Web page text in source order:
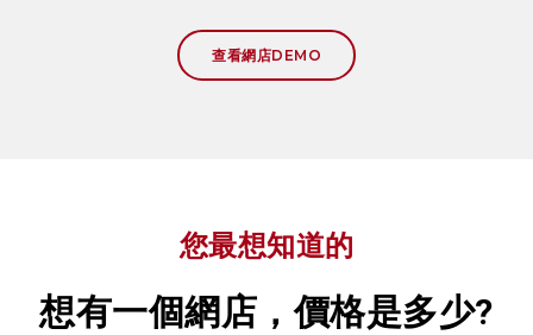
查看網店DEMO
您最想知道的
想有一個網店，價格是多少?